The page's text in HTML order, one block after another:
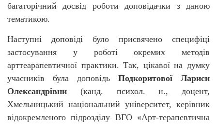
багаторічний досвід роботи доповідачки з даною
тематикою.
Наступні доповіді було присвячено специфіці
застосування у роботі окремих методів
арттеарапевтичної практики. Так, цікавої на думку
учасників була доповідь Подкоритової Лариси
Олександрівни (канд. психол. н., доцент,
Хмельницький національний університет, керівник
відокремленого підрозділу ВГО «Арт-терапевтична